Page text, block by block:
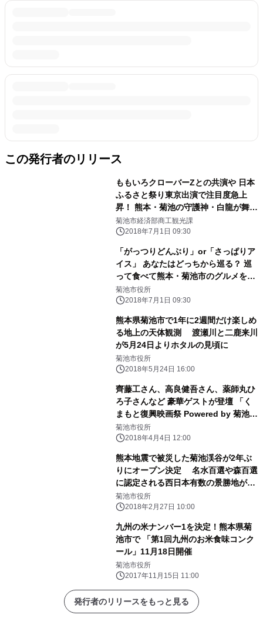
この発行者のリリース
ももいろクローバーZとの共演や 日本
ふるさと祭り東京出演で注目度急上
昇！ 熊本・菊池の守護神・白龍が舞い
踊る、きくち夏まつり 新たに誕生し
た「若龍」の誕生祭も開催
菊池市経済部商工観光課
2018年7月1日 09:30
「がっつりどんぶり」or「さっぱりア
イス」 あなたはどっちから巡る？ 巡
って食べて熊本・菊池市のグルメを満
喫！ 「菊池の福丼」、「きくちあい
す」 2つのグルメスタンプラリー開催
菊池市役所
2018年7月1日 09:30
熊本県菊池市で1年に2週間だけ楽しめ
る地上の天体観測 渡瀬川と二鹿来川
が5月24日よりホタルの見頃に
菊池市役所
2018年5月24日 16:00
齊藤工さん、高良健吾さん、薬師丸ひ
ろ子さんなど 豪華ゲストが登壇 「く
まもと復興映画祭 Powered by 菊池映
画祭」 ～映画と熊本・菊池の魅力に浸
る3日間～
菊池市役所
2018年4月4日 12:00
熊本地震で被災した菊池渓谷が2年ぶ
りにオープン決定 名水百選や森百選
に認定される西日本有数の景勝地が復
活
菊池市役所
2018年2月27日 10:00
九州の米ナンバー1を決定！熊本県菊
池市で 「第1回九州のお米食味コンク
ール」11月18日開催
菊池市役所
2017年11月15日 11:00
発行者のリリースをもっと見る